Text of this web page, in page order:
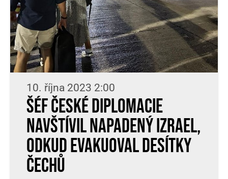
10. října 2023 2:00
Šéf české diplomacie
navštívil napadený Izrael,
odkud evakuoval desítky
Čechů